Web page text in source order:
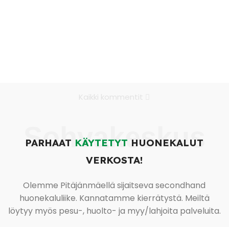
Sohvakeskus
PARHAAT KÄYTETYT HUONEKALUT
VERKOSTA!
Olemme Pitäjänmäellä sijaitseva secondhand
huonekaluliike. Kannatamme kierrätystä. Meiltä
löytyy myös pesu-, huolto- ja myy/lahjoita palveluita.